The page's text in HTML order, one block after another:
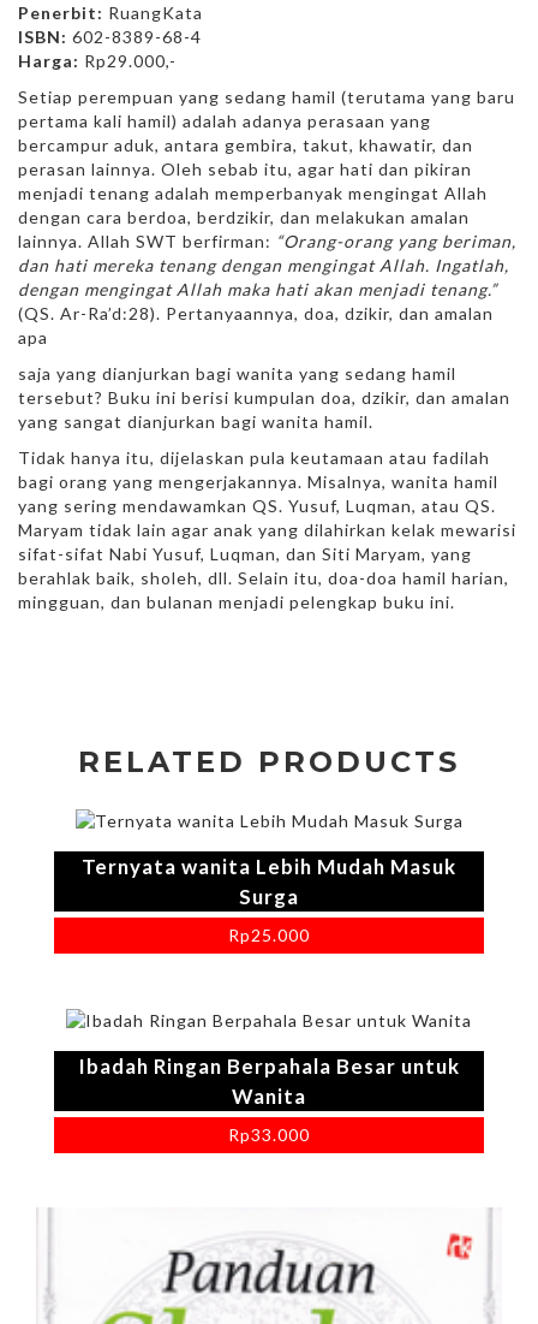
Penerbit: RuangKata
ISBN: 602-8389-68-4
Harga: Rp29.000,-
Setiap perempuan yang sedang hamil (terutama yang baru
pertama kali hamil) adalah adanya perasaan yang
bercampur aduk, antara gembira, takut, khawatir, dan
perasan lainnya. Oleh sebab itu, agar hati dan pikiran
menjadi tenang adalah memperbanyak mengingat Allah
dengan cara berdoa, berdzikir, dan melakukan amalan
lainnya. Allah SWT berfirman: “Orang-orang yang beriman,
dan hati mereka tenang dengan mengingat Allah. Ingatlah,
dengan mengingat Allah maka hati akan menjadi tenang.”
(QS. Ar-Ra’d:28). Pertanyaannya, doa, dzikir, dan amalan
apa
saja yang dianjurkan bagi wanita yang sedang hamil
tersebut? Buku ini berisi kumpulan doa, dzikir, dan amalan
yang sangat dianjurkan bagi wanita hamil.
Tidak hanya itu, dijelaskan pula keutamaan atau fadilah
bagi orang yang mengerjakannya. Misalnya, wanita hamil
yang sering mendawamkan QS. Yusuf, Luqman, atau QS.
Maryam tidak lain agar anak yang dilahirkan kelak mewarisi
sifat-sifat Nabi Yusuf, Luqman, dan Siti Maryam, yang
berahlak baik, sholeh, dll. Selain itu, doa-doa hamil harian,
mingguan, dan bulanan menjadi pelengkap buku ini.
RELATED PRODUCTS
Ternyata wanita Lebih Mudah Masuk
Surga
Rp25.000
Ibadah Ringan Berpahala Besar untuk
Wanita
Rp33.000